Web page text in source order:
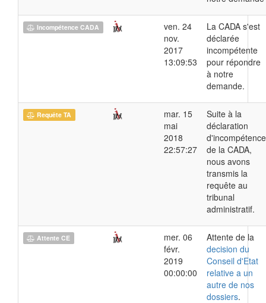
Incompétence CADA
ven. 24
nov.
2017
13:09:53
La CADA s'est
déclarée
incompétente
pour répondre
à notre
demande.
Requête TA
mar. 15
mai
2018
22:57:27
Suite à la
déclaration
d'incompétence
de la CADA,
nous avons
transmis la
requête au
tribunal
administratif.
Attente CE
mer. 06
févr.
2019
00:00:00
Attente de la
decision du
Conseil d'Etat
relative a un
autre de nos
dossiers.